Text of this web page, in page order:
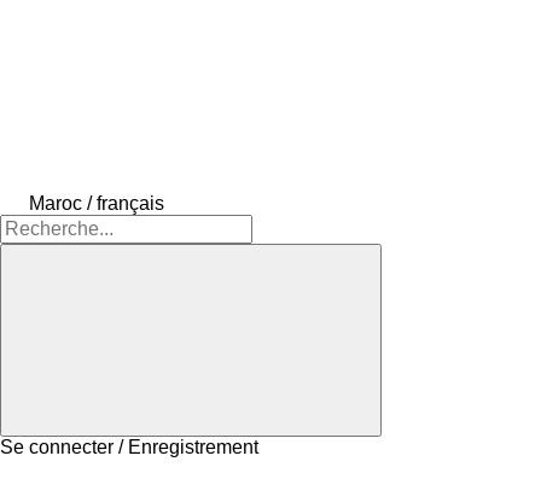
Maroc / français
Se connecter / Enregistrement